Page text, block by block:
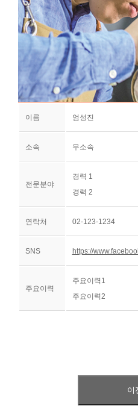
이름 엄성진
소속 무소속
전문분야
경력 1
경력 2
연락처 02-123-1234
SNS https://
주요이력
주요이력1
주요이력2
이